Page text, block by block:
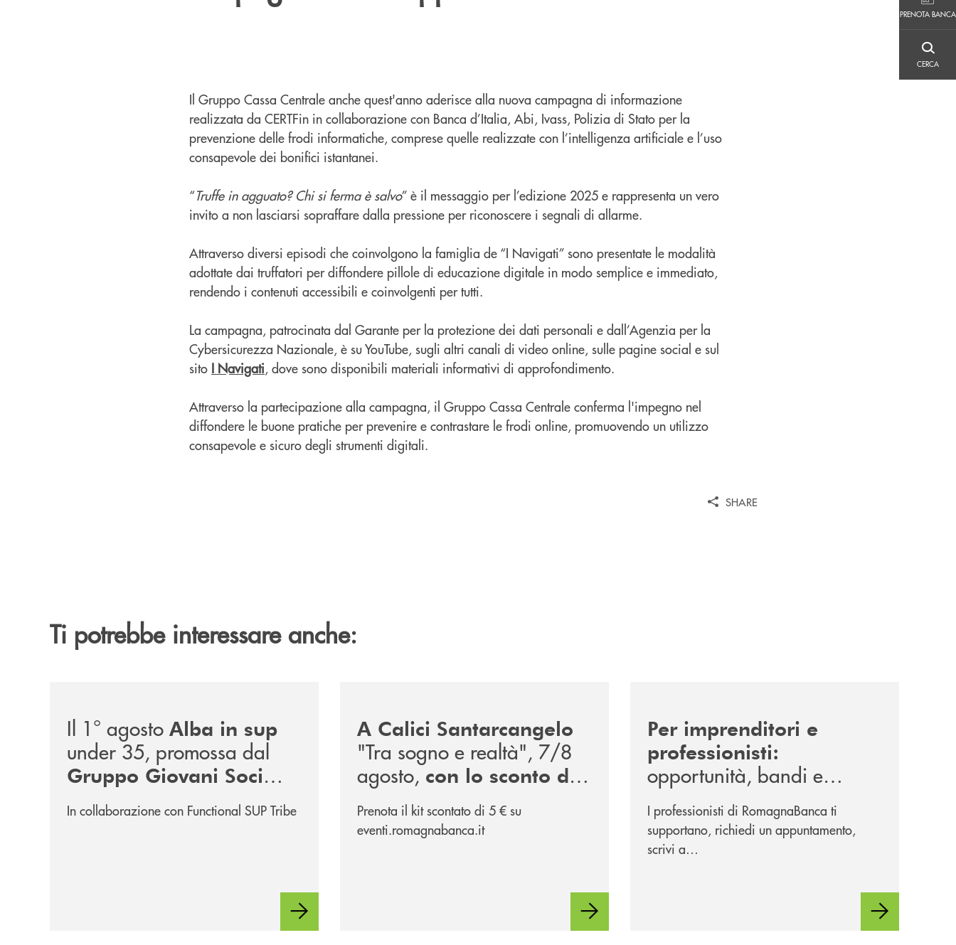
PRENOTA BANCA
CERCA
Il Gruppo Cassa Centrale anche quest'anno aderisce alla nuova campagna di informazione
realizzata da CERTFin in collaborazione con Banca d’Italia, Abi, Ivass, Polizia di Stato per la
prevenzione delle frodi informatiche, comprese quelle realizzate con l’intelligenza artificiale e l’uso
consapevole dei bonifici istantanei.
“Truffe in agguato? Chi si ferma è salvo” è il messaggio per l’edizione 2025 e rappresenta un vero
invito a non lasciarsi sopraffare dalla pressione per riconoscere i segnali di allarme.
Attraverso diversi episodi che coinvolgono la famiglia de “I Navigati” sono presentate le modalità
adottate dai truffatori per diffondere pillole di educazione digitale in modo semplice e immediato,
rendendo i contenuti accessibili e coinvolgenti per tutti.
La campagna, patrocinata dal Garante per la protezione dei dati personali e dall’Agenzia per la
Cybersicurezza Nazionale, è su YouTube, sugli altri canali di video online, sulle pagine social e sul
sito I Navigati, dove sono disponibili materiali informativi di approfondimento.
Attraverso la partecipazione alla campagna, il Gruppo Cassa Centrale conferma l'impegno nel
diffondere le buone pratiche per prevenire e contrastare le frodi online, promuovendo un utilizzo
consapevole e sicuro degli strumenti digitali.
SHARE
Ti potrebbe interessare anche:
Il 1° agosto Alba in sup
under 35, promossa dal
Gruppo Giovani Soci
RomagnaBanca
In collaborazione con Functional SUP Tribe
A Calici Santarcangelo
"Tra sogno e realtà", 7/8
agosto,con lo sconto di
RomagnaBanca
dell'evento
Prenota il kit scontato di 5 € su
eventi.romagnabanca.it
Per imprenditori e
professionisti:
opportunità, bandi e
agevolazioni per investire
nel 2026
I professionisti di RomagnaBanca ti
supportano, richiedi un appuntamento,
scrivi a